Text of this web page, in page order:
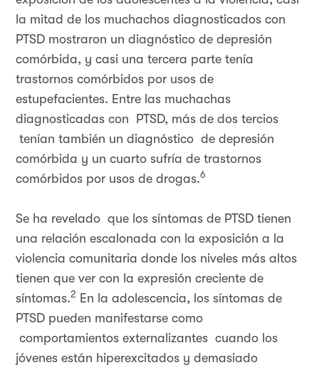
la mitad de los muchachos diagnosticados con
PTSD mostraron un diagnóstico de depresión
comórbida, y casi una tercera parte tenía
trastornos comórbidos por usos de
estupefacientes. Entre las muchachas
diagnosticadas con PTSD, más de dos tercios
tenían también un diagnóstico de depresión
comórbida y un cuarto sufría de trastornos
comórbidos por usos de drogas.6
Se ha revelado que los síntomas de PTSD tienen
una relación escalonada con la exposición a la
violencia comunitaria donde los niveles más altos
tienen que ver con la expresión creciente de
síntomas.2 En la adolescencia, los síntomas de
PTSD pueden manifestarse como
comportamientos externalizantes cuando los
jóvenes están hiperexcitados y demasiado